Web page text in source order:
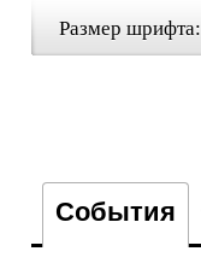
Размер шрифта:
События